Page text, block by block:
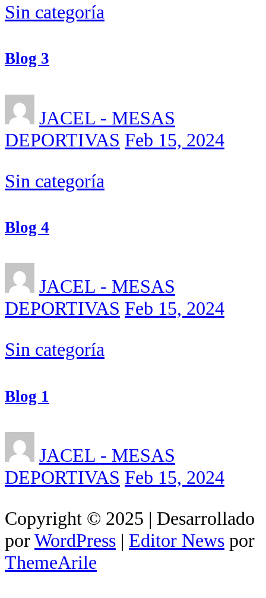
Sin categoría
Blog 3
JACEL - MESAS
DEPORTIVAS Feb 15, 2024
Sin categoría
Blog 4
JACEL - MESAS
DEPORTIVAS Feb 15, 2024
Sin categoría
Blog 1
JACEL - MESAS
DEPORTIVAS Feb 15, 2024
Copyright © 2025 | Desarrollado
porWordPress | Editor News por
ThemeArile